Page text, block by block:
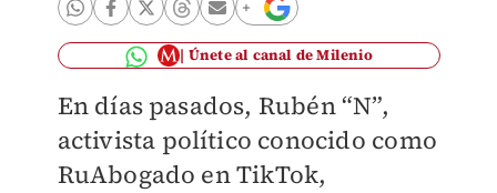
Únete al canal de Milenio
En días pasados, Rubén “N”,
activista político conocido como
RuAbogado en TikTok,